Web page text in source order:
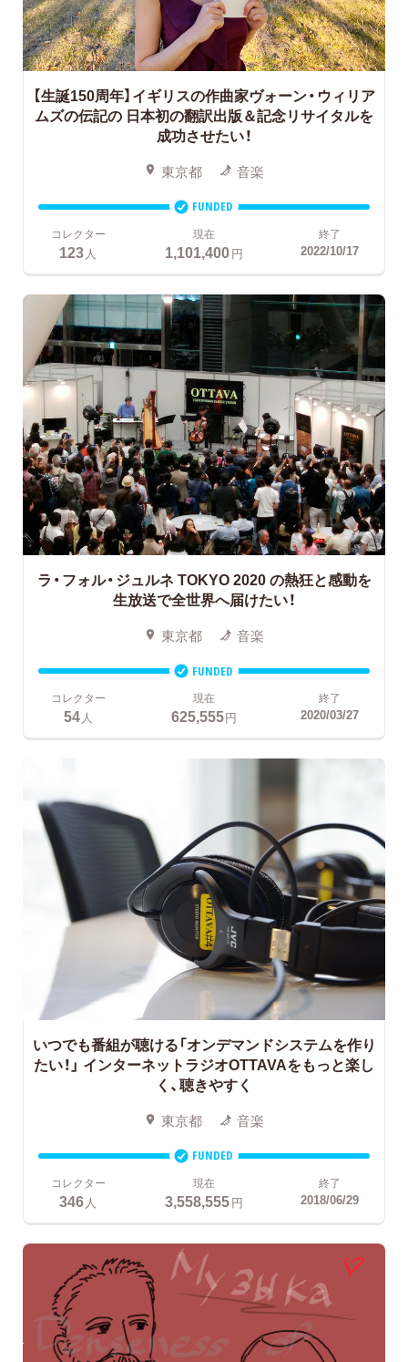
【生誕150周年】イギリスの作曲家ヴォーン・ウィリア
ムズの伝記の 日本初の翻訳出版＆記念リサイタルを
成功させたい！
東京都 音楽
FUNDED
コレクター
123 人
現在
1,101,400円
終了
2022/10/17
ラ・フォル・ジュルネ TOKYO 2020の熱狂と感動を
生放送で全世界へ届けたい！
東京都 音楽
FUNDED
コレクター
54人
現在
625,555円
終了
2020/03/27
いつでも番組が聴ける「オンデマンドシステムを作り
たい！」 インターネットラジオOTTAVAをもっと楽し
く、聴きやすく
東京都 音楽
FUNDED
コレクター
346 人
現在
3,558,555円
終了
2018/06/29